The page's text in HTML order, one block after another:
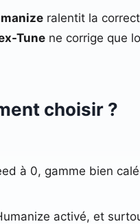
ralentit la
Tunene corrige que
choisir ?
à 0, gamme bien
activé, et